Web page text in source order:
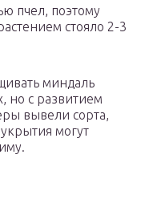
пчел, поэтому
стояло 2-3
миндаль
но с развитием
вывели сорта,
могут